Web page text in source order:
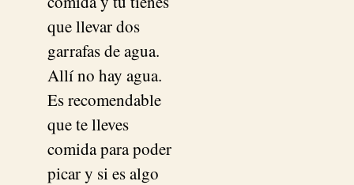
que llevar dos
garrafas de agua.
Allí no hay agua.
Es recomendable
que te lleves
comida para poder
picar y si es algo